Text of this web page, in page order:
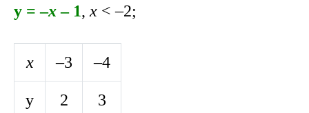
y = –x– 1, x < –2;
x –3 –4
y 2 3